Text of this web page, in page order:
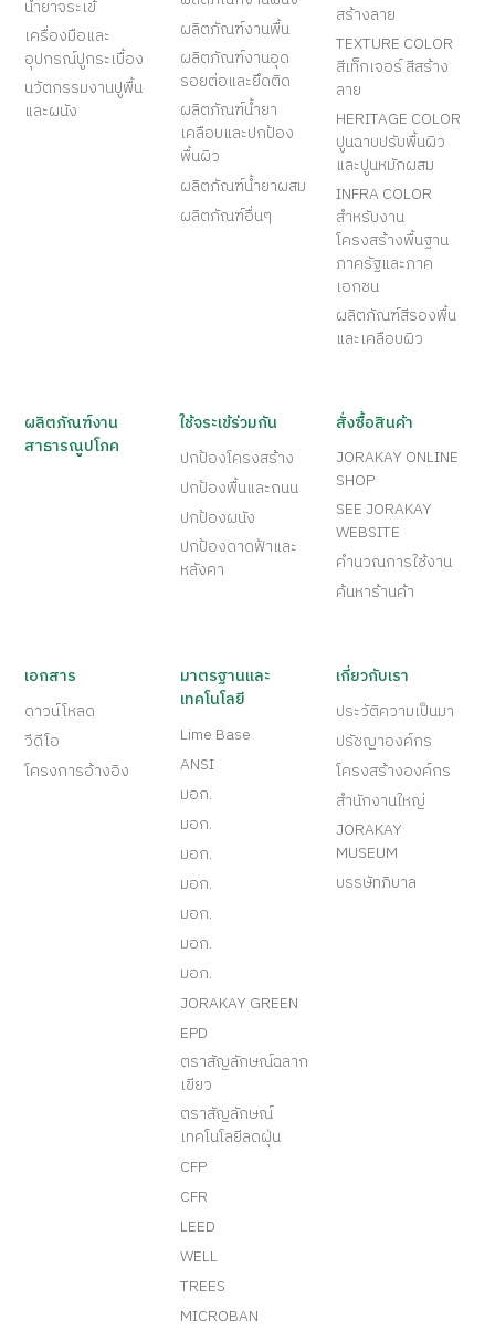
น้ำยาจระเข้
เครื่องมือและ
อุปกรณ์ปูกระเบื้อง
นวัตกรรมงานปูพื้น
และผนัง
ผลิตภัณฑ์งานพื้น
ผลิตภัณฑ์งานอุด
รอยต่อและยึดติด
ผลิตภัณฑ์น้ำยา
เคลือบและปกป้อง
พื้นผิว
ผลิตภัณฑ์น้ำยาผสม
ผลิตภัณฑ์อื่นๆ
สร้างลาย
TEXTURE COLOR
สีเท็กเจอร์ สีสร้าง
ลาย
HERITAGE COLOR
ปูนฉาบปรับพื้นผิว
และปูนหมักผสม
INFRA COLOR
สำหรับงาน
โครงสร้างพื้นฐาน
ภาครัฐและภาค
เอกชน
ผลิตภัณฑ์สีรองพื้น
และเคลือบผิว
ผลิตภัณฑ์งาน
สาธารณูปโภค
ใช้จระเข้ร่วมกัน
ปกป้องโครงสร้าง
ปกป้องพื้นและถนน
ปกป้องผนัง
ปกป้องดาดฟ้าและ
หลังคา
สั่งซื้อสินค้า
JORAKAY ONLINE
SHOP
SEE JORAKAY
WEBSITE
คำนวณการใช้งาน
ค้นหาร้านค้า
เอกสาร
ดาวน์โหลด
วีดีโอ
โครงการอ้างอิง
มาตรฐานและ
เทคโนโลยี
Lime Base
ANSI
มอก.
มอก.
มอก.
มอก.
มอก.
มอก.
มอก.
JORAKAY GREEN
EPD
ตราสัญลักษณ์ฉลาก
เขียว
ตราสัญลักษณ์
เทคโนโลยีลดฝุ่น
CFP
CFR
LEED
WELL
TREES
MICROBAN
เกี่ยวกับเรา
ประวัติความเป็นมา
ปรัชญาองค์กร
โครงสร้างองค์กร
สำนักงานใหญ่
JORAKAY
MUSEUM
บรรษัทภิบาล